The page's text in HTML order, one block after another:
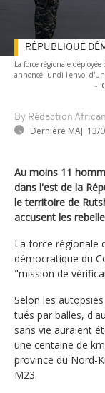
La force régionale
annoncé lundi l'envoi
-
By Rédaction
Dernière MAJ: 13/
RÉPUBLIQUE
Au moins 11
dans l'est de la
le territoire de
accusent les
La force régionale
démocratique du
"mission de
Selon les
tués par balles,
sans vie auraient
une centaine de
province du Nord-
M23.